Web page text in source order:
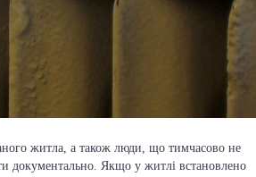
житла, а також люди, що тимчасово не
документально. Якщо у житлі встановлено